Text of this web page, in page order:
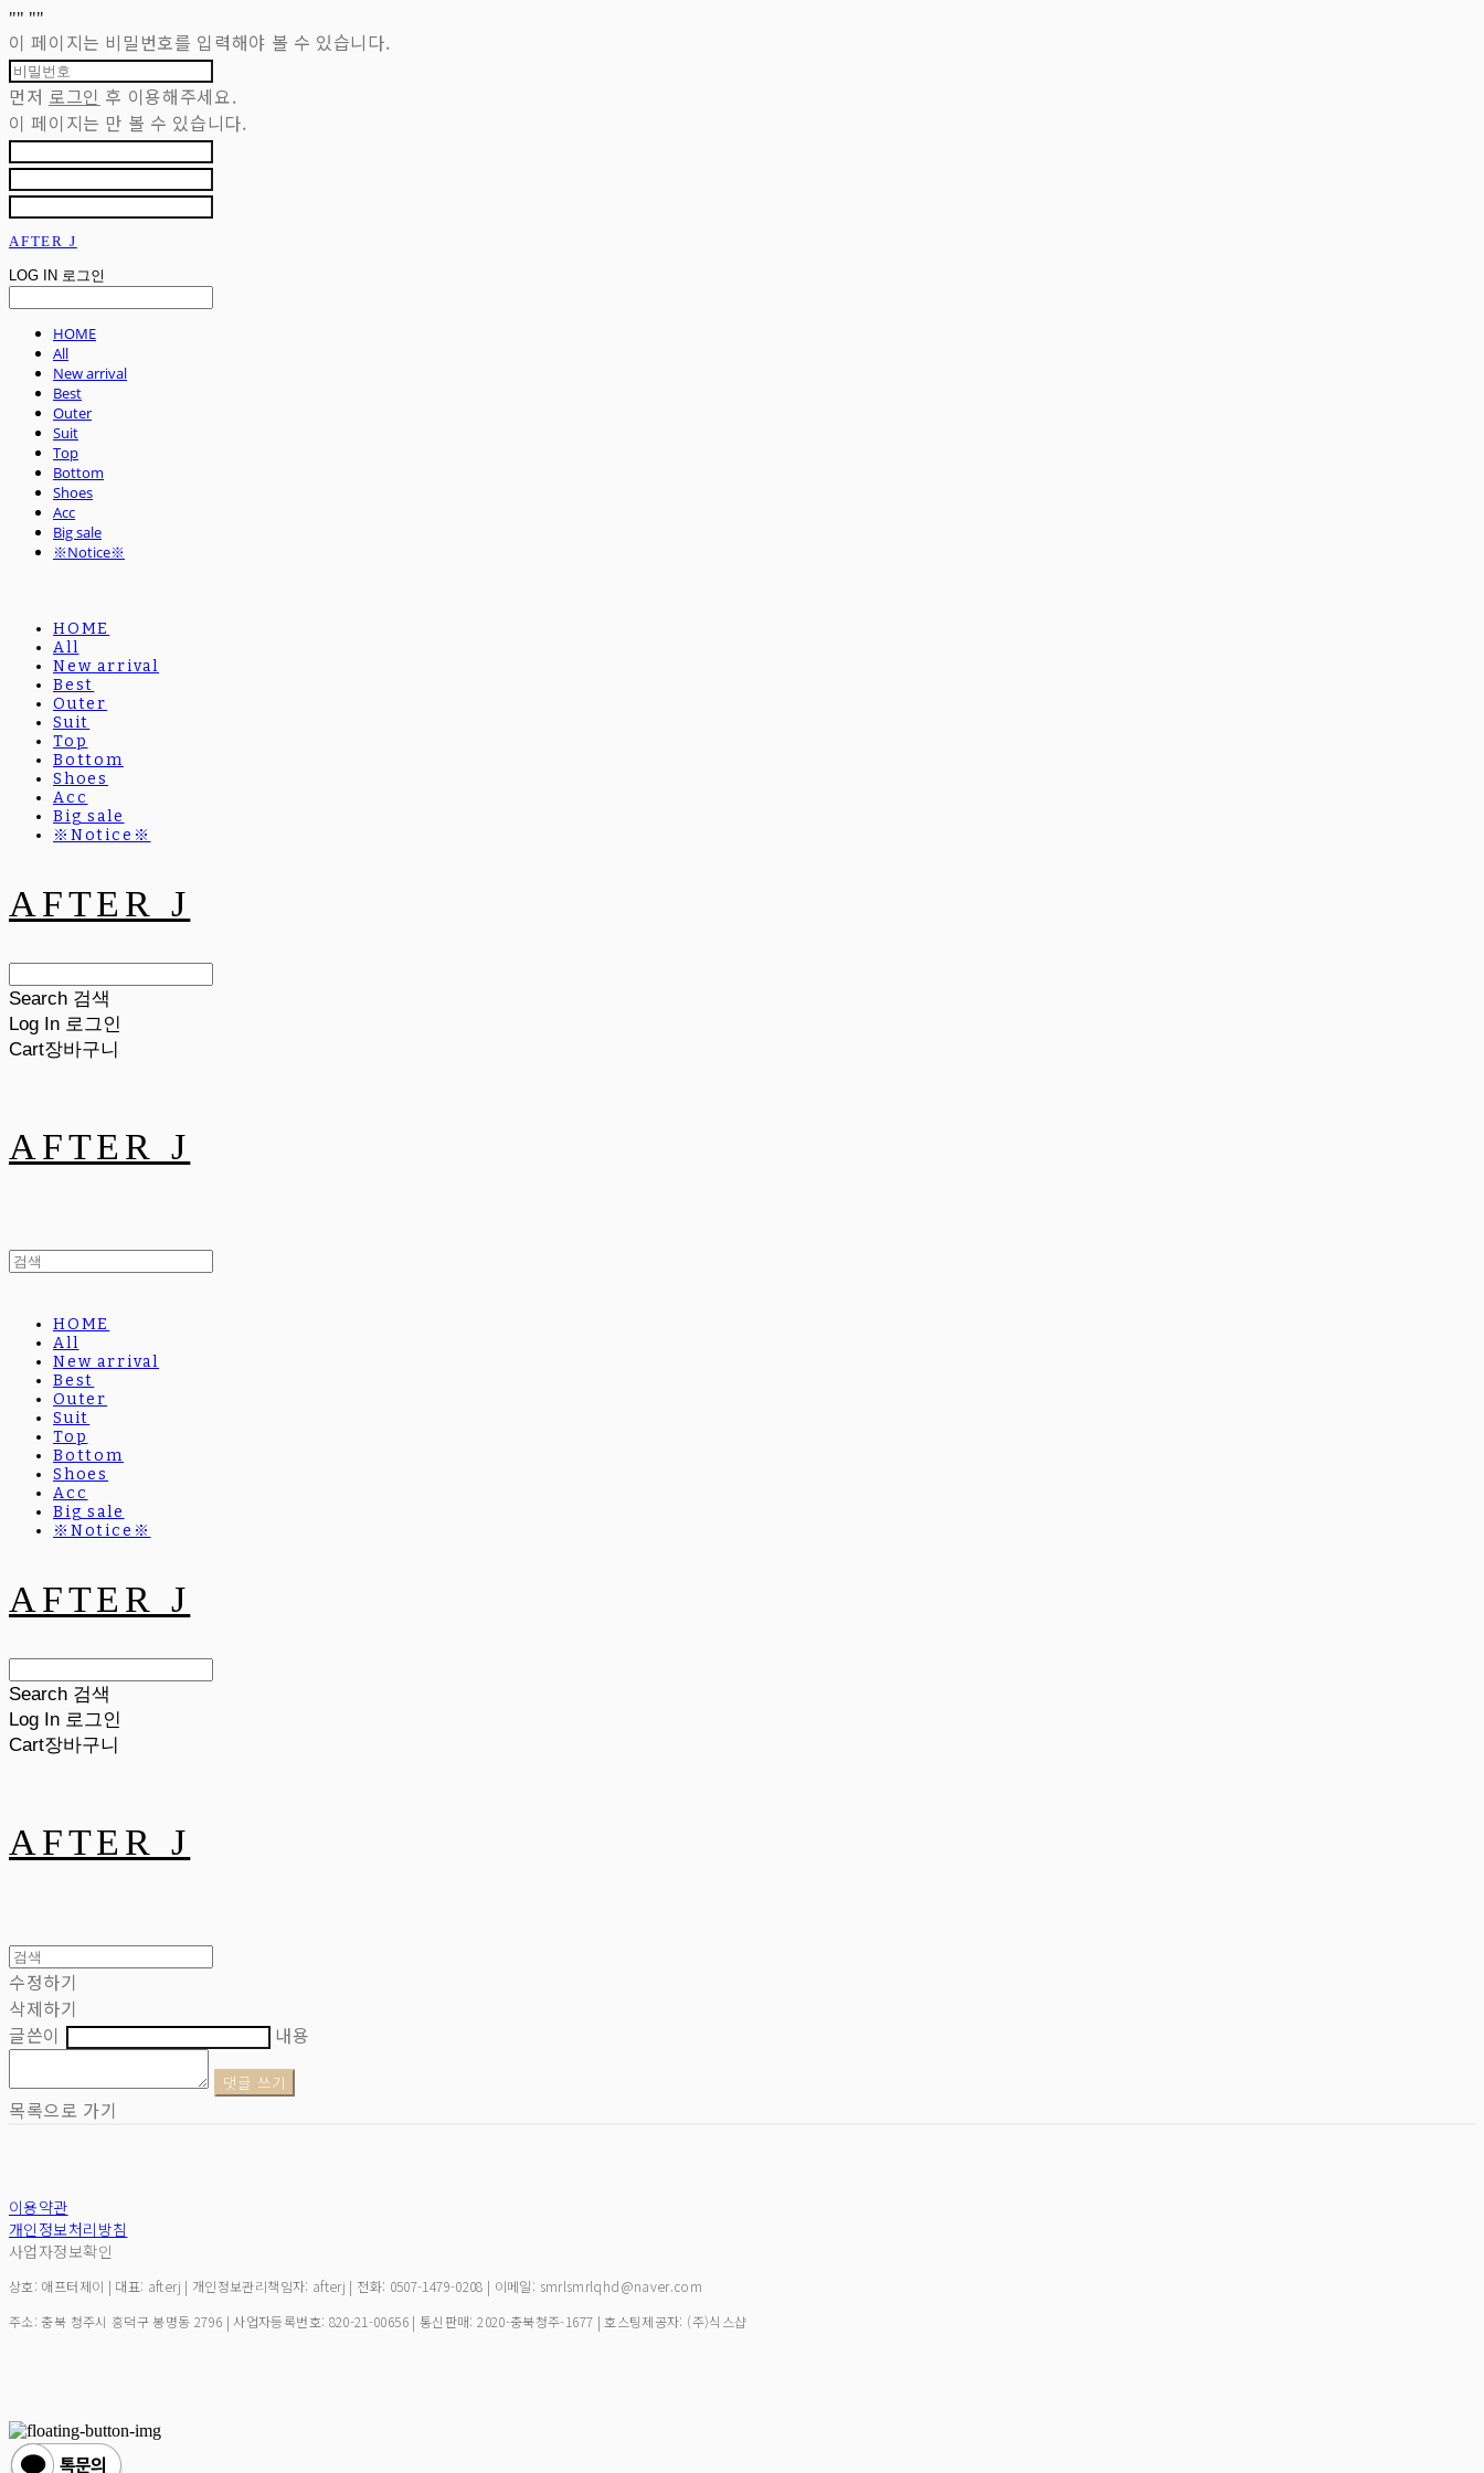
"" ""
이 페이지는 비밀번호를 입력해야 볼 수 있습니다.
먼저 로그인 후 이용해주세요.
이 페이지는 만 볼 수 있습니다.
AFTER J
LOG IN 로그인
HOME
All
New arrival
Best
Outer
Suit
Top
Bottom
Shoes
Acc
Big sale
※Notice※
HOME
All
New arrival
Best
Outer
Suit
Top
Bottom
Shoes
Acc
Big sale
※Notice※
AFTER J
Search 검색
Log In 로그인
Cart장바구니
AFTER J
HOME
All
New arrival
Best
Outer
Suit
Top
Bottom
Shoes
Acc
Big sale
※Notice※
AFTER J
Search 검색
Log In 로그인
Cart장바구니
AFTER J
수정하기
삭제하기
글쓴이
내용
댓글 쓰기
목록으로 가기
이용약관
개인정보처리방침
사업자정보확인
상호: 애프터제이 | 대표: afterj | 개인정보관리책임자: afterj | 전화: 0507-1479-0208 | 이메일: smrlsmrlqhd@naver.com
주소: 충북 청주시 흥덕구 봉명동 2796 | 사업자등록번호: 820-21-00656| 통신판매:2020-충북청주-1677 | 호스팅제공자: (주)식스샵